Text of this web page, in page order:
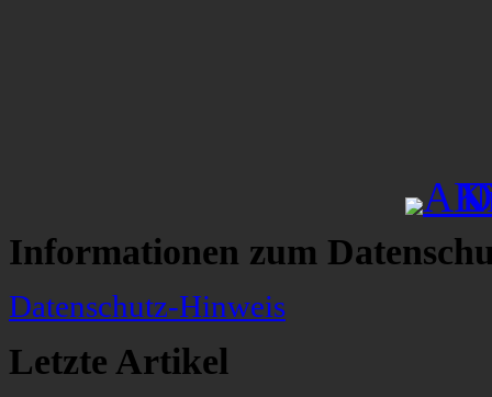
Informationen zum
Datenschutz-Hinweis
Letzte Artikel